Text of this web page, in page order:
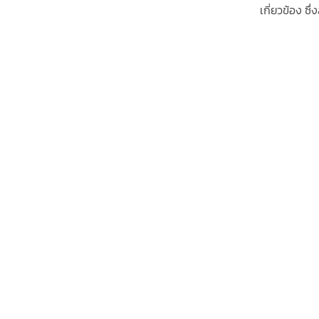
เกี่ยวข้อง